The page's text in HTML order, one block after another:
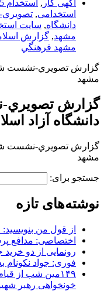
آگهی کار , استخدام 95
استخدامی,
دانشگاه, سایت
مشهد, گزارش
مشهد فرهنگي
گزارش تصويري-نشست
مشهد
گزارش
دانشگاه آزاد
گزارش تصويري-نشست
مشهد
جستجو برای:
نوشته‌های تازه
از قول من بنویسید:
اختصاصی: مدافع
رونمایی از دو
فوری: جواد نکونام
۱۴۹مین شب از
خونخواهی رهبر